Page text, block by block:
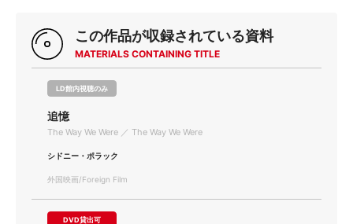
この作品が収録されている資料
MATERIALS CONTAINING TITLE
LD館内視聴のみ
追憶
The Way We Were ／ The Way We Were
シドニー・ポラック
外国映画/Foreign Film
DVD貸出可